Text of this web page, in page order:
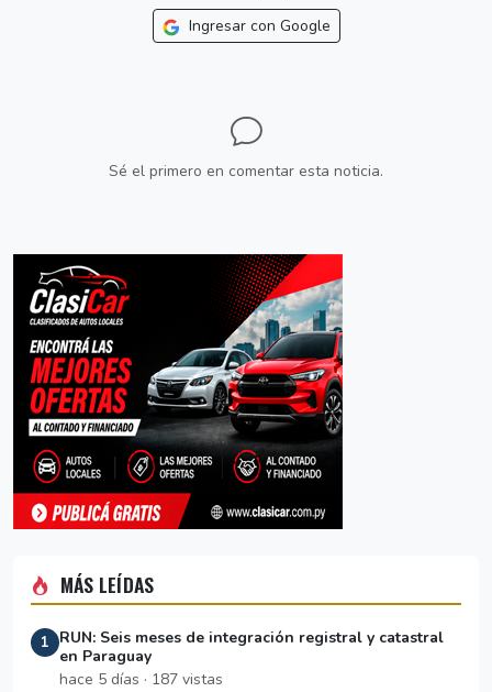
Ingresar con Google
Sé el primero en comentar esta noticia.
MÁS LEÍDAS
1
RUN: Seis meses de integración registral y catastral
en Paraguay
hace 5 días · 187 vistas